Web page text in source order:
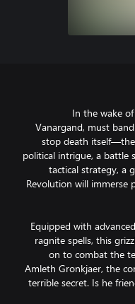
In the wake
Vanargand, must
stop death
political intrigue, a battle
tactical strategy, a
Revolution will immerse
Equipped with
ragnite spells, this
on to combat the
Amleth Gronkjaer, the
terrible secret. Is he